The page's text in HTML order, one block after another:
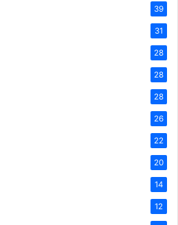
39
31
28
28
28
26
22
20
14
12